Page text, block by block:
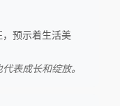
预示着生活美
表成长和绽放。